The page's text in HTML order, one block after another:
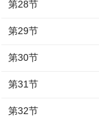
第28节
第29节
第30节
第31节
第32节